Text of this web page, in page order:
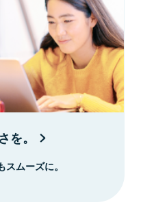
を。
ムーズに。